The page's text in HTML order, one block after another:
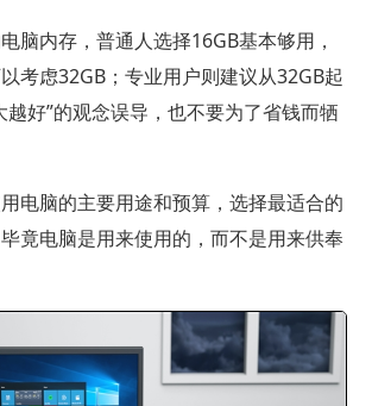
脑内存，普通人选择16GB基本够用，
考虑32GB；专业用户则建议从32GB起
越好”的观念误导，也不要为了省钱而牺
电脑的主要用途和预算，选择最适合的
竟电脑是用来使用的，而不是用来供奉